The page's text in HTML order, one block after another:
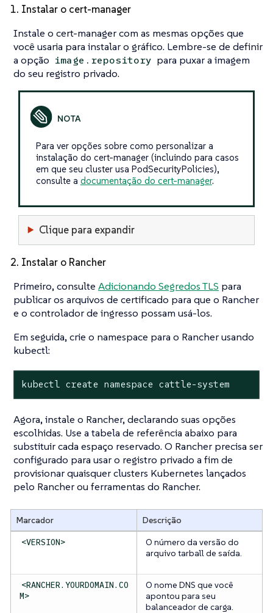
1. Instalar o cert-manager
Instale o cert-manager com as mesmas opções que
você usaria para instalar o gráfico. Lembre-se de definir
a opção image.repository para puxar a imagem
do seu registro privado.
Para ver opções sobre como personalizar a
instalação do cert-manager (incluindo para casos
em que seu cluster usa PodSecurityPolicies),
consulte a documentação do cert-manager.
Clique para expandir
2. Instalar o Rancher
Primeiro, consulte Adicionando Segredos TLS para
publicar os arquivos de certificado para que o Rancher
e o controlador de ingresso possam usá-los.
Em seguida, crie o namespace para o Rancher usando
kubectl:
kubectl create namespace cattle-system
Agora, instale o Rancher, declarando suas opções
escolhidas. Use a tabela de referência abaixo para
substituir cada espaço reservado. O Rancher precisa ser
configurado para usar o registro privado a fim de
provisionar quaisquer clusters Kubernetes lançados
pelo Rancher ou ferramentas do Rancher.
Marcador Descrição
<VERSION>
O número da versão do
arquivo tarball de saída.
<RANCHER.YOURDOMAIN.CO
M>
O nome DNS que você
apontou para seu
balanceador de carga.